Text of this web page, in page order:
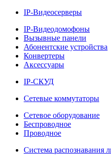
IP-Видеосерверы
IP-Видеодомофоны
Вызывные панели
Абонентские устройства
Конвертеры
Аксессуары
IP-СКУД
Сетевые коммутаторы
Сетевое оборудование
Беспроводное
Проводное
Система распознавания